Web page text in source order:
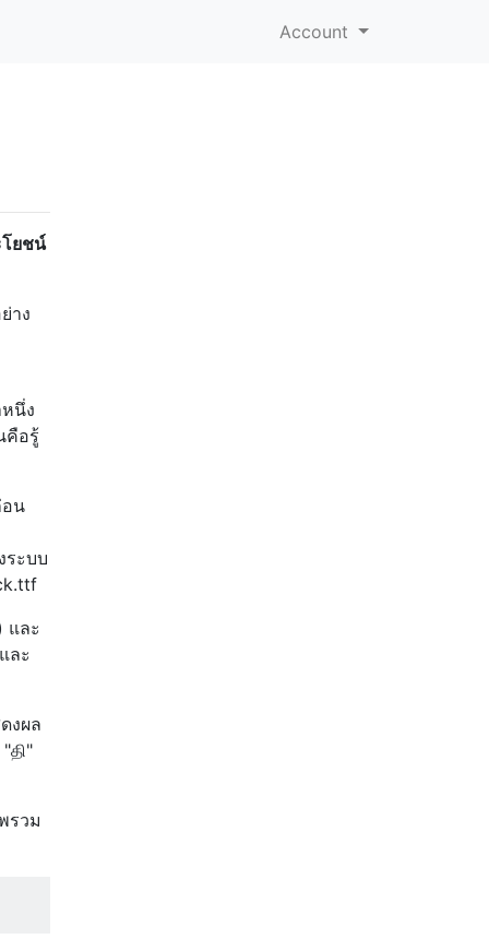
Account
ยชน์
าง
นึ่ง
คือรู้
น
ระบบ
และ
ละ
งผล
รวม